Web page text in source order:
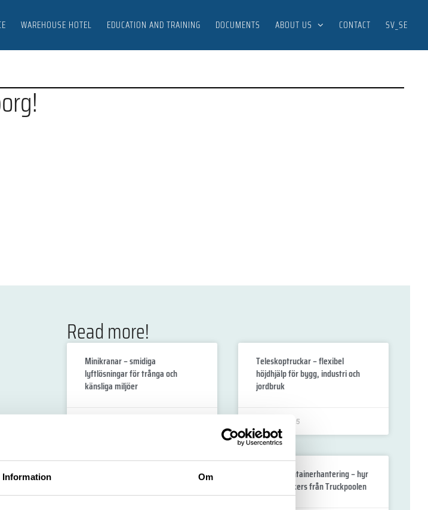
Information Om
WAREHOUSE HOTEL EDUCATION AND TRAINING DOCUMENTS ABOUT US CONTACT SV_SE
Read more!
Minikranar – smidiga
lyftlösningar för trånga och
känsliga miljöer
Teleskoptruckar – flexibel
höjdhjälp för bygg, industri och
jordbruk
23 May, 2025
Effektiv containerhantering – hyr
Reach Stackers från Truckpoolen